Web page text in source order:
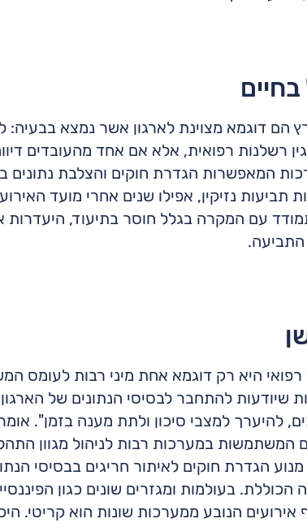
הם דוגמא מצוינת לארגון אשר נמצא בבעיה:
רשלנות רפואית, אלא אם אחד מהעובדים
המאפשרות הגדרת חוקים והצלבת נתונים
תביעות נזיקין, אפילו שנים אחרי מועד
עם המקרה בגלל חוסר בתיעוד, היעדרות
היא רק דוגמא אחת מיני רבות לעומס
שיודעות להתחבר לבסיסי הנתונים של
המשתמשות במערכות רבות לניהול מגוון
מנוע הגדרת חוקים לאיתור חריגים בבסיסי
בעולמות ומגזרים שונים כגון
אירועים הנובע ממערכות שונות הוא קריטי.